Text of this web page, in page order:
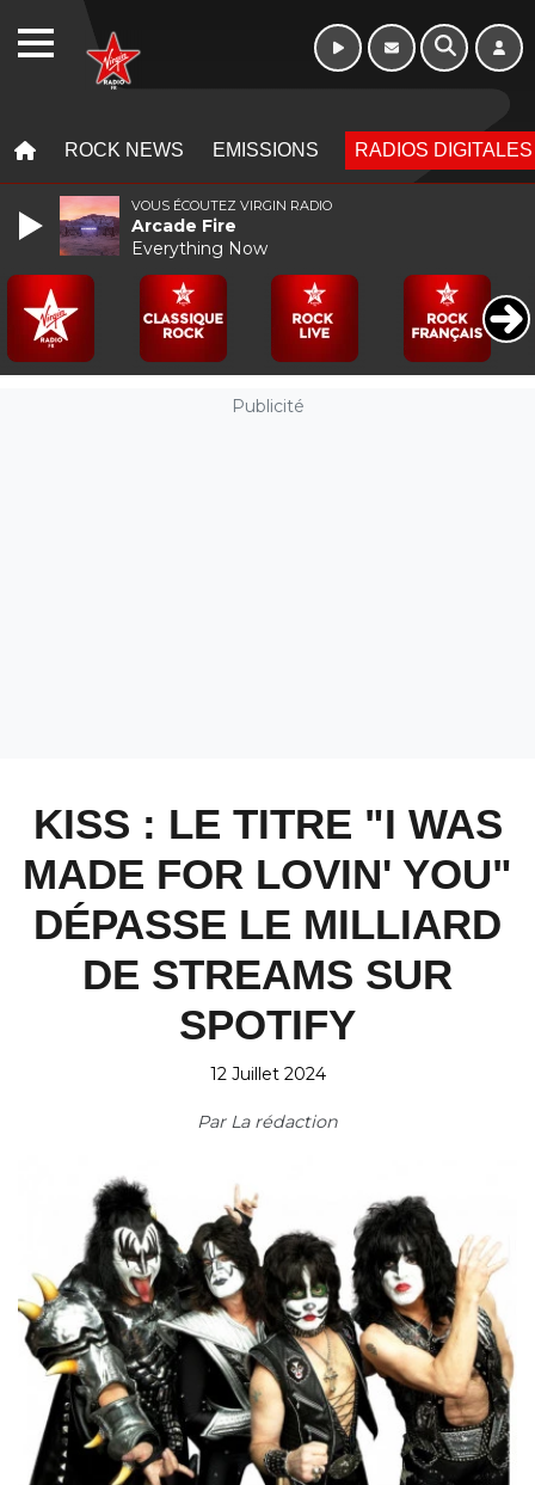
ROCK NEWS EMISSIONS RADIOS DIGITALES
Publicité
KISS : LE TITRE "I WAS
MADE FOR LOVIN' YOU"
DÉPASSE LE MILLIARD
DE STREAMS SUR
SPOTIFY
12 Juillet 2024
Par La rédaction
VOUS ÉCOUTEZ VIRGIN RADIO
Arcade Fire
Everything Now
WEBRADIO Morning - 6h à 10h